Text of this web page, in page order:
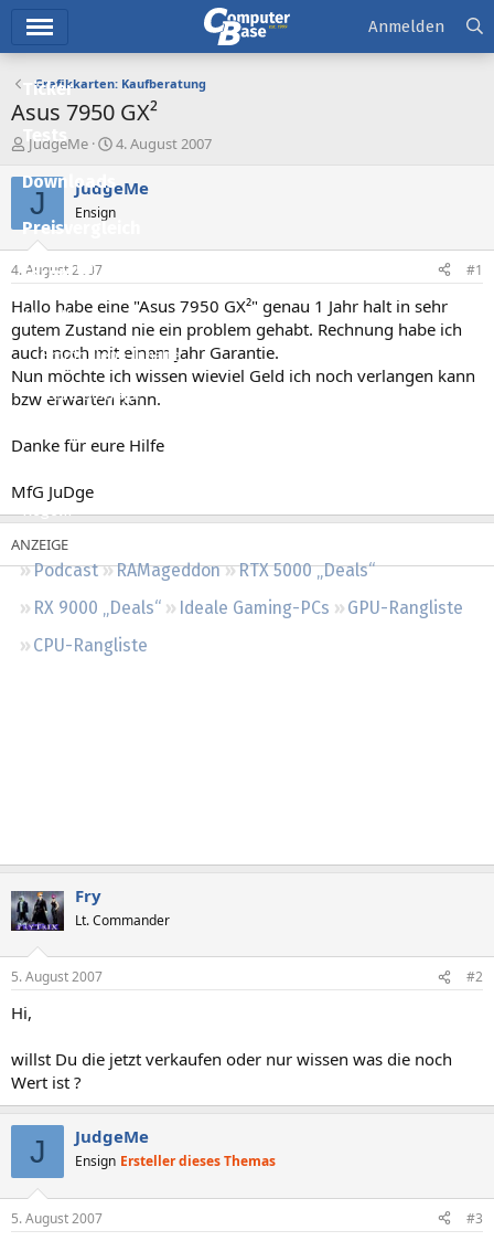
Ticker
Tests
Downloads
Preisvergleich
Forum
Aktuelles
Empfohlene Inhalte
Neue Beiträge
Regeln
Podcast RAMageddon
RTX 5000 „Deals“
RX 9000 „Deals“
Ideale Gaming-PCs
GPU-Rangliste
CPU-Rangliste
Anmelden
Grafikkarten: Kaufberatung
Asus 7950 GX²
E
s
e
l
e
r
JudgeMe
E
s
e
t
a
m
4. August 2007
J JudgeMe
Ensign
4. August 2007 #1
Hallo habe eine "Asus 7950 GX²" genau 1 Jahr halt in sehr
gutem Zustand nie ein problem gehabt. Rechnung habe ich
auch noch mit einem Jahr Garantie.
Nun möchte ich wissen wieviel Geld ich noch verlangen kann
bzw erwarten kann.
Danke für eure Hilfe
MfG JuDge
Fry
Lt. Commander
5. August 2007 #2
Hi,
willst Du die jetzt verkaufen oder nur wissen was die noch
Wert ist ?
J JudgeMe
Ensign Ersteller dieses Themas
5. August 2007 #3